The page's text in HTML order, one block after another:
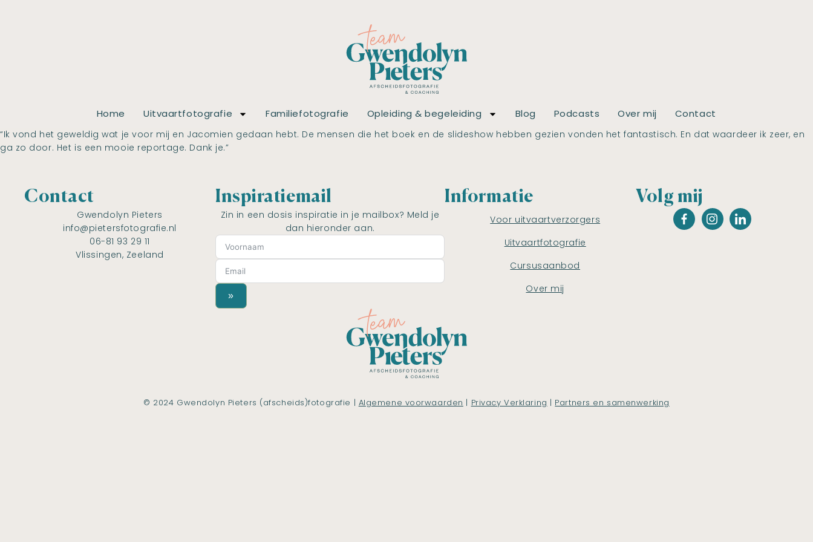
Home Uitvaartfotografie Familiefotografie Opleiding & begeleiding Blog Podcasts Over mij Contact
“Ik vond het geweldig wat je voor mij en Jacomien gedaan hebt. De mensen die het boek en de slideshow hebben gezien vonden het fantastisch. En dat waardeer ik zeer, en
ga zo door. Het is een mooie reportage. Dank je.”
Contact
Gwendolyn Pieters
info@pietersfotografie.nl
06-81 93 29 11
Vlissingen, Zeeland
Inspiratiemail
Zin in een dosis inspiratie in je mailbox? Meld je
dan hieronder aan.
»
Informatie
Voor uitvaartverzorgers
Uitvaartfotografie
Cursusaanbod
Over mij
Volg mij
© 2024 Gwendolyn Pieters (afscheids)fotografie | Algemene voorwaarden | Privacy Verklaring | Partners en samenwerking